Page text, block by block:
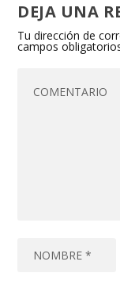
DEJA UNA
Tu dirección de
campos